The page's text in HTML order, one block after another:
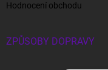
Hodnocení obchodu
ZPŮSOBY DOPRAVY